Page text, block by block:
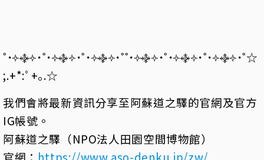
˚˙༓࿇༓˙˚˙༓࿇༓˙˚˙༓࿇༓˙˚˚˙༓࿇༓˙˚˙༓࿇༓˙˚˙༓࿇༓˙˚☆
;.+*:ﾟ+｡.☆
我們會將最新資訊分享至阿蘇道之驛的官網及官方
IG帳號。
阿蘇道之驛（NPO法人田園空間博物館）